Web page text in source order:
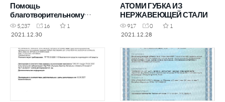
Помощь
благотворительному
фонду &"Солнечный
город&"
5,237 16
1
2021.12.30
АТОМИ ГУБКА ИЗ
НЕРЖАВЕЮЩЕЙ СТАЛИ
917 0
1
2021.12.28